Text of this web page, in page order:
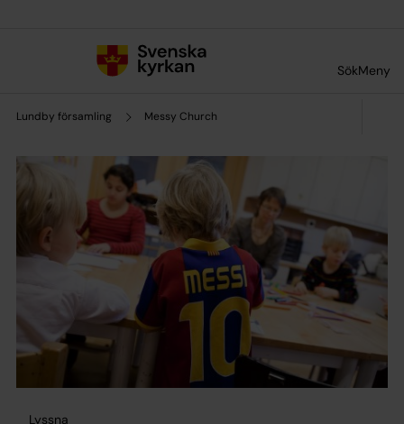
SökMeny
Lundby församling Messy Church
Lyssna